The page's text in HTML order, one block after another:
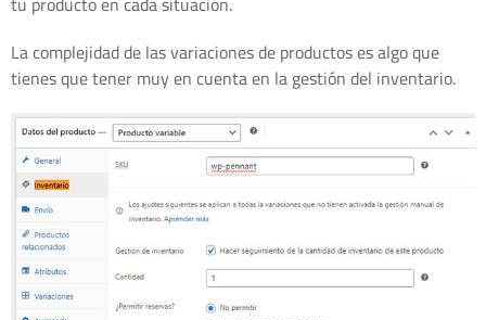
La complejidad de las variaciones de productos es algo que
tienes que tener muy en cuenta en la gestión del inventario.